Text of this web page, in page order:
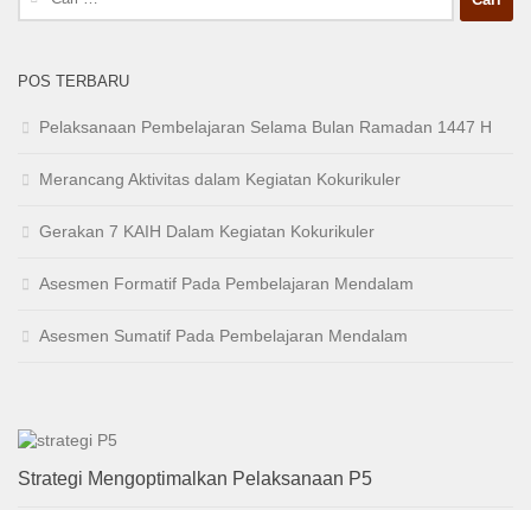
POS TERBARU
Pelaksanaan Pembelajaran Selama Bulan Ramadan 1447 H
Merancang Aktivitas dalam Kegiatan Kokurikuler
Gerakan 7 KAIH Dalam Kegiatan Kokurikuler
Asesmen Formatif Pada Pembelajaran Mendalam
Asesmen Sumatif Pada Pembelajaran Mendalam
Strategi Mengoptimalkan Pelaksanaan P5